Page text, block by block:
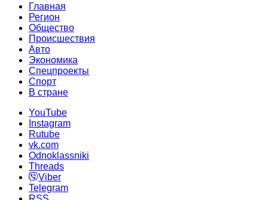
Главная
Регион
Общество
Происшествия
Авто
Экономика
Спецпроекты
Cпорт
В стране
YouTube
Instagram
Rutube
vk.com
Odnoklassniki
Threads
Viber
Telegram